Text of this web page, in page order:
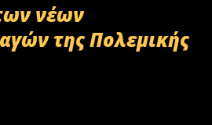
νέων
της Πολεμικής